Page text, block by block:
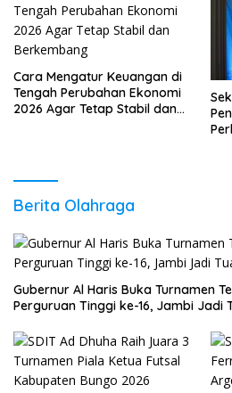
Cara Mengatur Keuangan di
Tengah Perubahan Ekonomi
2026 Agar Tetap Stabil dan
Berita Olahraga
Gubernur Al Haris Buka Turnamen
Perguruan Tinggi ke-16, Jambi Jadi